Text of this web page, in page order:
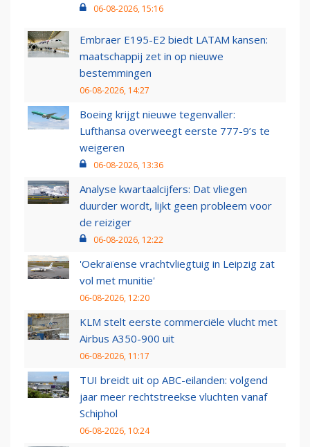
06-08-2026, 15:16
Embraer E195-E2 biedt LATAM kansen:
maatschappij zet in op nieuwe
bestemmingen
06-08-2026, 14:27
Boeing krijgt nieuwe tegenvaller:
Lufthansa overweegt eerste 777-9’s te
weigeren
06-08-2026, 13:36
Analyse kwartaalcijfers: Dat vliegen
duurder wordt, lijkt geen probleem voor
de reiziger
06-08-2026, 12:22
'Oekraïense vrachtvliegtuig in Leipzig zat
vol met munitie'
06-08-2026, 12:20
KLM stelt eerste commerciële vlucht met
Airbus A350-900 uit
06-08-2026, 11:17
TUI breidt uit op ABC-eilanden: volgend
jaar meer rechtstreekse vluchten vanaf
Schiphol
06-08-2026, 10:24